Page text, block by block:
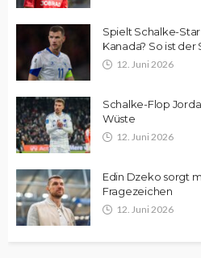
Spielt Schalke-
Kanada? So ist der
12. Juni 2026
Schalke-Flop
Wüste
12. Juni 2026
Edin Dzeko sorgt
Fragezeichen
12. Juni 2026